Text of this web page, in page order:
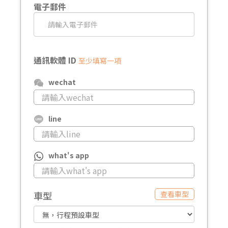
電子郵件
通訊軟體 ID 至少填寫一項
wechat
line
what's app
車型 查看車型